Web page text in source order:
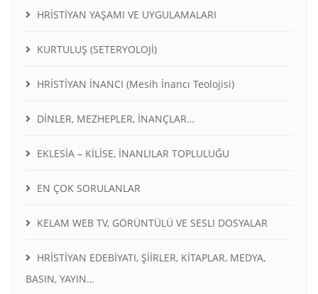
HRİSTİYAN YAŞAMI VE UYGULAMALARI
KURTULUŞ (SETERYOLOJİ)
HRİSTİYAN İNANCI (Mesih İnancı Teolojisi)
DİNLER, MEZHEPLER, İNANÇLAR…
EKLESİA – KİLİSE, İNANLILAR TOPLULUĞU
EN ÇOK SORULANLAR
KELAM WEB TV, GÖRÜNTÜLÜ VE SESLI DOSYALAR
HRİSTİYAN EDEBİYATI, ŞİİRLER, KİTAPLAR, MEDYA,
BASIN, YAYIN…